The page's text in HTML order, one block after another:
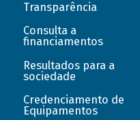
Transparência
Consulta a
financiamentos
Resultados para a
sociedade
Credenciamento de
Equipamentos